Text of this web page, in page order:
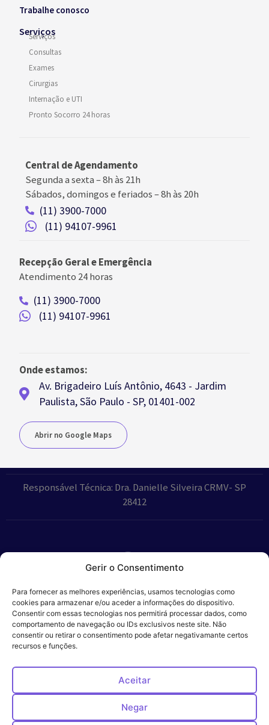
Gerir o Consentimento
Para fornecer as melhores experiências, usamos tecnologias como
cookies para armazenar e/ou aceder a informações do dispositivo.
Consentir com essas tecnologias nos permitirá processar dados, como
comportamento de navegação ou IDs exclusivos neste site. Não
consentir ou retirar o consentimento pode afetar negativamante certos
recursos e funções.
Aceitar
Negar
Trabalhe conosco
Serviços
Serviços
Consultas
Exames
Cirurgias
Internação e UTI
Pronto Socorro 24 horas
Central de Agendamento
Segunda a sexta –8h às 21h
Sábados, domingos e feriados–8h às 20h
(11) 3900-7000
(11) 94107-9961
Recepção Geral e Emergência
Atendimento 24 horas
(11) 3900-7000
(11) 94107-9961
Onde estamos:
Av. Brigadeiro Luís Antônio, 4643 - Jardim
Paulista, São Paulo - SP, 01401-002
Abrir no Google Maps
Responsável Técnica: Dra. Danielle Silveira CRMV- SP
28412
Parceiros:
Veros – Hospital
Ética